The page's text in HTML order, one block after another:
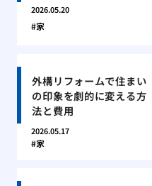
2026.05.20
家
外構リフォームで住まい
の印象を劇的に変える方
法と費用
2026.05.17
家